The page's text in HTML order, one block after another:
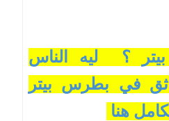
؟ ليه الناس
في بطرس بيتر
هنا